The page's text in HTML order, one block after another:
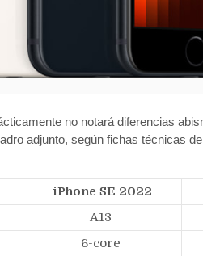
no notará diferencias
adjunto, según fichas técnicas
iPhone SE 2022
A13
6-core